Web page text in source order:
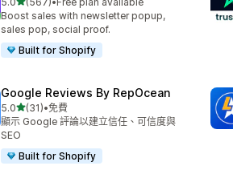
共有 567 則評價
Boost sales with newsletter popup,
sales pop, social proof.
Built for Shopify
Google Reviews By RepOcean
5.0滿分 5 顆星
(31)
共有 31 則評價
•免費
顯示 Google 評論以建立信任、可信度與
SEO
Built for Shopify